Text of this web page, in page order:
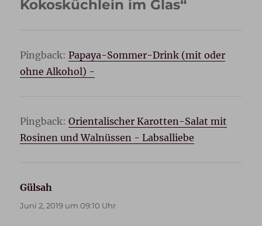
Kokosküchlein im Glas“
Pingback:Papaya-Sommer-Drink (mit oder
ohne Alkohol) -
Pingback:Orientalischer Karotten-Salat mit
Rosinen und Walnüssen - Labsalliebe
Gülsah
Juni 2, 2019 um 09:10 Uhr